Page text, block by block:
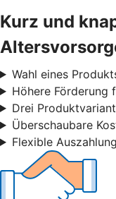
Kurz und
Wahl eines
Höhere Förderung
Drei
Überschaubare
Flexible Auszahlung